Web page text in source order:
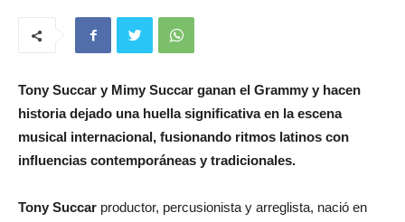
Tony Succar y Mimy Succar ganan el Grammy y hacen
historia dejado una huella significativa en la escena
musical internacional, fusionando ritmos latinos con
influencias contemporáneas y tradicionales.
Tony Succar productor, percusionista y arreglista, nació en